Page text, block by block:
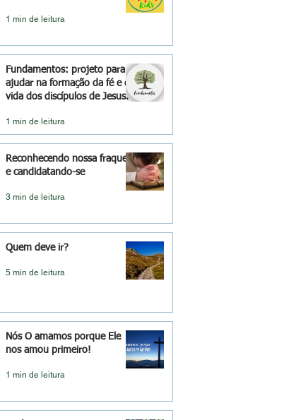
1 min de leitura
Fundamentos: projeto para
ajudar na formação da fé e da
vida dos discípulos de Jesus.
1 min de leitura
Reconhecendo nossa fraqueza
e candidatando-se
3 min de leitura
Quem deve ir?
5 min de leitura
Nós O amamos porque Ele
nos amou primeiro!
1 min de leitura